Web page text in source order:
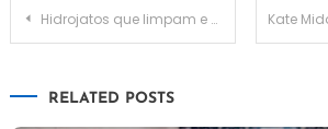
Navegação
Hidrojatos que limpam e desobstruem bueiros e bocas de lobo reduzem tempo de alagamento em mais de 3 horas
RELATED POSTS